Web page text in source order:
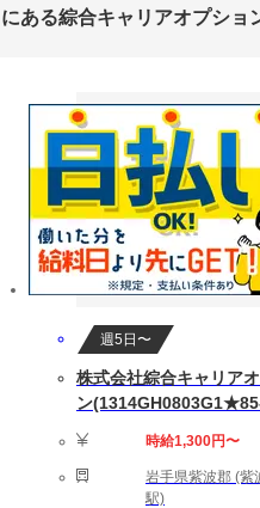
ある綜合キャリアオプショ
週5日〜
株式会社綜合キャリア
ン
時給1,300円〜
岩手県紫波郡 (紫
駅)